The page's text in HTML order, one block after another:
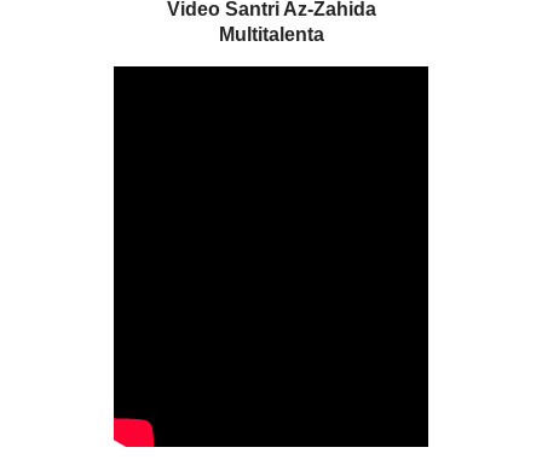
Video Santri Az-Zahida
Multitalenta